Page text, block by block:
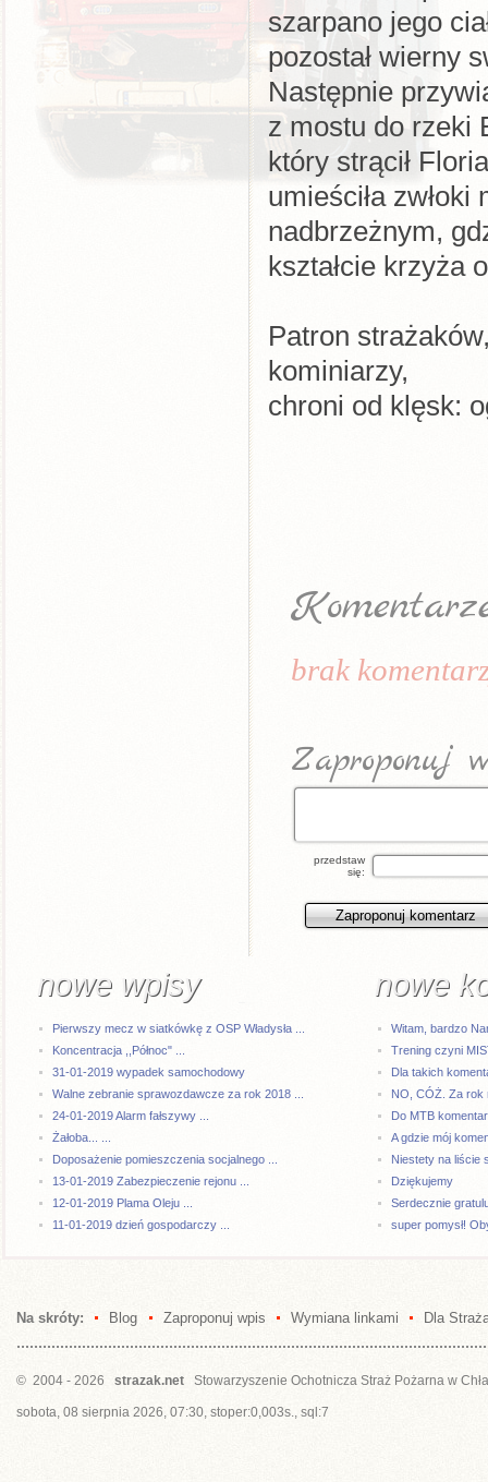
szarpano jego
pozostał wierny
Następnie
z mostu do rzeki
który strącił
umieściła
nadbrzeżnym,
kształcie krzyża
Patron
kominiarzy,
chroni od klęsk:
brak
Zaproponuj
przedstaw
się:
nowe wpisy
Pierwszy mecz w siatkówkę z OSP Władysła ...
Koncentracja ,,Północ" ...
31-01-2019 wypadek samochodowy
Walne zebranie sprawozdawcze za rok 2018 ...
24-01-2019 Alarm fałszywy ...
Żałoba... ...
Doposażenie pomieszczenia socjalnego ...
13-01-2019 Zabezpieczenie rejonu ...
12-01-2019 Plama Oleju ...
11-01-2019 dzień gospodarczy ...
nowe
Witam, bardzo
Trening czyni
Dla takich
NO, CÓŻ. Za rok
Do MTB
A gdzie mój
Niestety na liście
Dziękujemy
Serdecznie
super pomysł!
Na skróty: Blog Zaproponuj wpis Wymiana linkami Dla
© 2004 - 2026 strazak.net Stowarzyszenie Ochotnicza Straż Pożarna w
sobota, 08 sierpnia 2026, 07:30, stoper:0,003s., sql:7